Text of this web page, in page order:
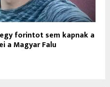
forintot sem kapnak a
a Magyar Falu